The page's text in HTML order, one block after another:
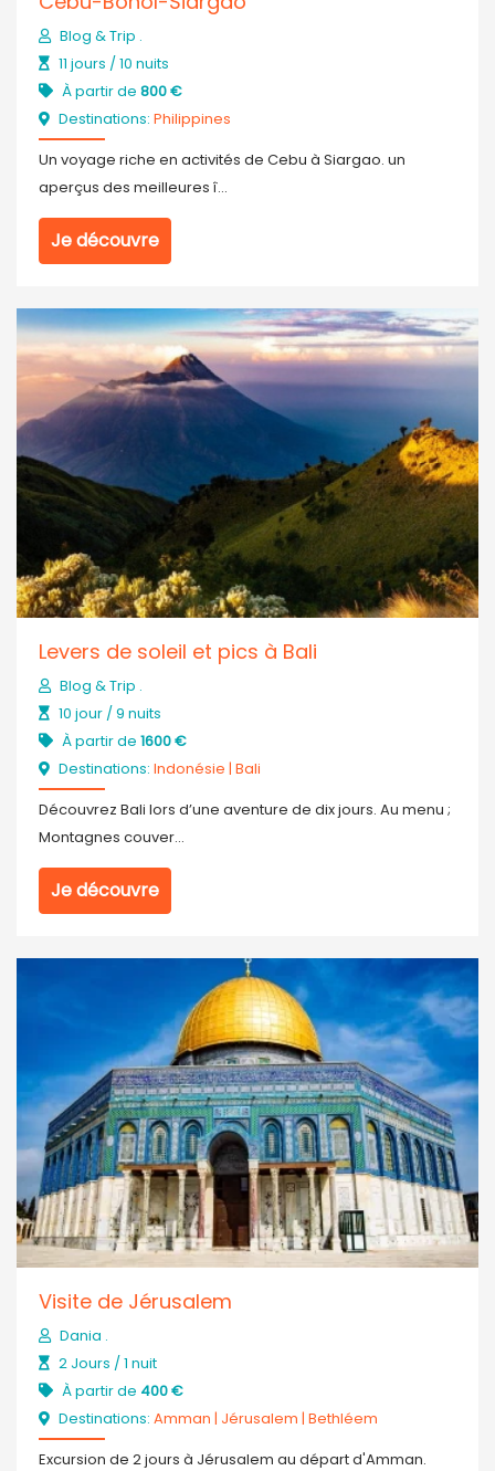
Blog & Trip .
11 jours / 10 nuits
À partir de 800 €
Destinations: Philippines
Un voyage riche en activités de Cebu à Siargao. un
aperçus des meilleures î...
Je découvre
Levers de soleil et pics à Bali
Blog & Trip .
10 jour / 9 nuits
À partir de 1600 €
Destinations: Indonésie | Bali
Découvrez Bali lors d’une aventure de dix jours. Au menu ;
Montagnes couver...
Je découvre
Visite de Jérusalem
Dania .
2 Jours / 1 nuit
À partir de 400 €
Destinations: Amman | Jérusalem | Bethléem
Excursion de 2 jours à Jérusalem au départ d'Amman.